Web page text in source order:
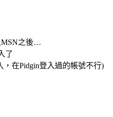
MSN之後…
了
，在Pidgin登入過的帳號不行)